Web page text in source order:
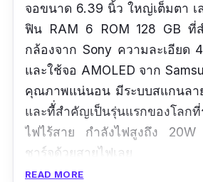
จอขนาด 6.39 นิ้ว ใหญ่เต็มตา เ
ฟิน RAM 6 ROM 128 GB ที่
กล้องจาก Sony ความละเอียด
และใช้จอ AMOLED จาก
คุณภาพแน่นอน มีระบบสแกนลา
และทีั่สำคัญเป็นรุ่นแรกของโลกที่
ไฟไร้สาย กำลังไฟสูงถึง 20W
ชาร์จด้วยสายไฟเลย
READ MORE